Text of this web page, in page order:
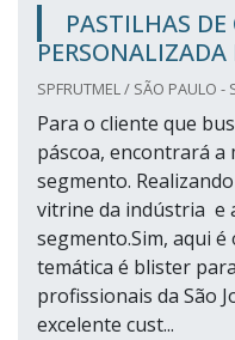
PASTILHAS
PERSONALIZADA
SPFRUTMEL / SÃO PAULO -
Para o cliente que
páscoa, encontrará a
segmento.
vitrine da indústria e
segmento.Sim, aqui
temática é blister
profissionais da São
excelente cust...